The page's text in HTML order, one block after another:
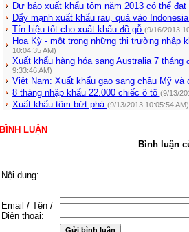
Dự báo xuất khẩu tôm năm 2013 có thể
Đẩy mạnh xuất khẩu rau, quả vào
Tín hiệu tốt cho xuất khẩu đồ gỗ (9/16/2013
Hoa Kỳ - một trong những thị trường nhập
10:04:35 AM)
Xuất khẩu hàng hóa sang Australia 7 tháng
9:33:46 AM)
Việt Nam: Xuất khẩu gạo sang châu Mỹ và
8 tháng nhập khẩu 22.000 chiếc ô tô (9/13/
Xuất khẩu tôm bứt phá (9/13/2013 10:05:54 AM)
BÌNH LUẬN
Bình luận
Nội dung:
Email / Tên /
Điện thoại: